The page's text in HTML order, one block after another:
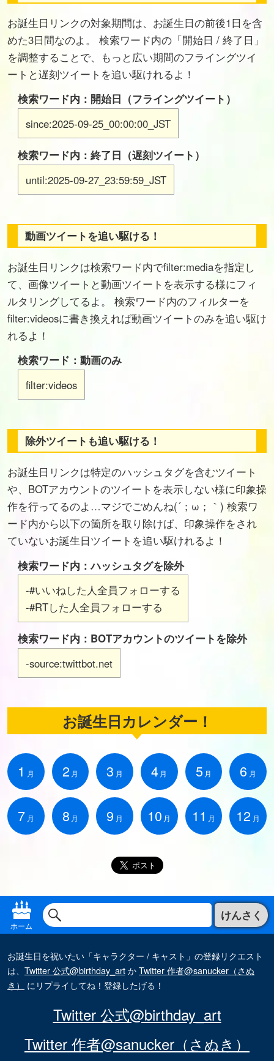
お誕生日リンクの対象期間は、お誕生日の前後1日を含
めた3日間なのよ。 検索ワード内の「開始日 / 終了日」
を調整することで、もっと広い期間のフライングツイ
ートと遅刻ツイートを追い駆けれるよ！
検索ワード内：開始日（フライングツイート）
since:2025-09-25_00:00:00_JST
検索ワード内：終了日（遅刻ツイート）
until:2025-09-27_23:59:59_JST
動画ツイートを追い駆ける！
お誕生日リンクは検索ワード内でfilter:mediaを指定し
て、画像ツイートと動画ツイートを表示する様にフィ
ルタリングしてるよ。 検索ワード内のフィルターを
filter:videosに書き換えれば動画ツイートのみを追い駆け
れるよ！
検索ワード：動画のみ
filter:videos
除外ツイートも追い駆ける！
お誕生日リンクは特定のハッシュタグを含むツイート
や、BOTアカウントのツイートを表示しない様に印象操
作を行ってるのよ…マジでごめんね(´；ω；｀) 検索ワ
ード内から以下の箇所を取り除けば、印象操作をされ
ていないお誕生日ツイートを追い駆けれるよ！
検索ワード内：ハッシュタグを除外
-#いいねした人全員フォローする
-#RTした人全員フォローする
検索ワード内：BOTアカウントのツイートを除外
-source:twittbot.net
お誕生日カレンダー！
1 月 2 月 3 月 4 月 5 月 6 月
7 月 8 月 9 月 10 月 11 月 12 月
ホーム
けんさく
お誕生日を祝いたい「キャラクター / キャスト」の登録リクエスト
は、 Twitter 公式@birthday_artかTwitter 作者@sanucker（さぬ
き）
にリプライしてね！登録したげる！
Twitter 公式@birthday_art
Twitter 作者@sanucker（さぬき）